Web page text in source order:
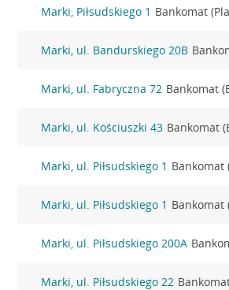
Marki, Piłsudskiego 1 Bankomat
Marki, ul. Bandurskiego 20B
Marki, ul. Fabryczna 72 Bankomat
Marki, ul. Kościuszki 43 Bankomat
Marki, ul. Piłsudskiego 1 Bankomat
Marki, ul. Piłsudskiego 1 Bankomat
Marki, ul. Piłsudskiego 200A
Marki, ul. Piłsudskiego 22